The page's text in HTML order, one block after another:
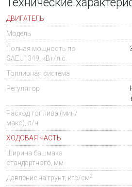
ДВИГАТЕЛЬ
Модель
Полная мощность по
SAE J1349, кВт/л.с.
Топливная система
Регулятор
Расход топлива (мин/
макс), л/ч
ХОДОВАЯ ЧАСТЬ
Ширина башмака
стандартного, мм
Давление на грунт, кгс/см2